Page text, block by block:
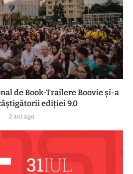
de Book-Trailere Boovie și-a
ediției 9.0
2 ani ago